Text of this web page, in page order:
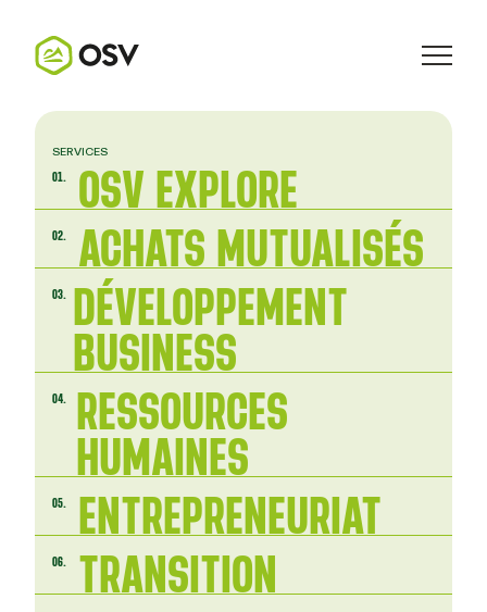
SERVICES
01. OSV EXPLORE
02. ACHATS MUTUALISÉS
03. DÉVELOPPEMENT
BUSINESS
04. RESSOURCES
HUMAINES
05. ENTREPRENEURIAT
06. TRANSITION